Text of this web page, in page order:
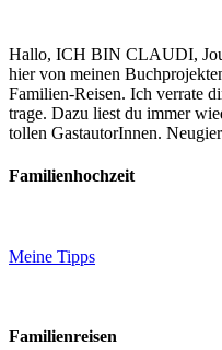
Hallo, ICH BIN CLAUDI,
hier von meinen
Familien-Reisen. Ich verrate
trage. Dazu liest du immer
tollen GastautorInnen.
Familienhochzeit
Meine Tipps
Familienreisen